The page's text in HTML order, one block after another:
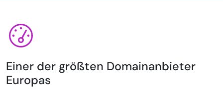
Einer der größten Domainanbieter
Europas